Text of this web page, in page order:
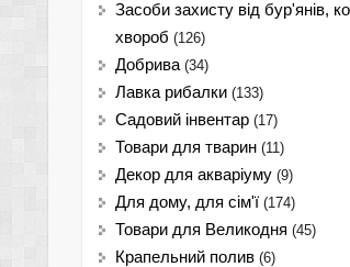
Засоби захисту від бур'янів,
хвороб (126)
Добрива (34)
Лавка рибалки (133)
Садовий інвентар (17)
Товари для тварин (11)
Декор для акваріуму (9)
Для дому, для сім'ї (174)
Товари для Великодня (45)
Крапельний полив (6)